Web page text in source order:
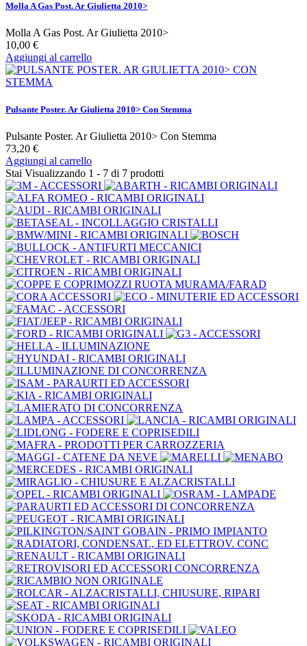
Molla A Gas Post. Ar Giulietta 2010>
Molla A Gas Post. Ar Giulietta 2010>
10,00 €
Aggiungi al carrello
Pulsante Poster. Ar Giulietta 2010> Con Stemma
Pulsante Poster. Ar Giulietta 2010> Con Stemma
73,20 €
Aggiungi al carrello
Stai Visualizzando 1 - 7 di 7 prodotti